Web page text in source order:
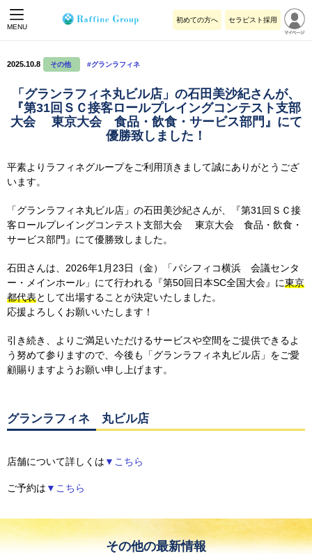
MENU
初めての方へ セラピスト採用
2025.10.8 その他 #グランラフィネ
「グランラフィネ丸ビル店」の石田美沙紀さんが、
『第31回ＳＣ接客ロールプレイングコンテスト支部
大会 東京大会 食品・飲食・サービス部門』にて
優勝致しました！
平素よりラフィネグループをご利用頂きまして誠にありがとうござ
います。
「グランラフィネ丸ビル店」の石田美沙紀さんが、
『第31回ＳＣ接
客ロールプレイングコンテスト支部大会 東京大会 食品・飲食・
サービス部門』にて優勝致しました。
石田さんは、2026年1月23日（金）「パシフィコ横浜 会議センタ
ー・メインホール」にて行われる 『第50回日本SC全国大会』に東京
都代表として出場することが決定いたしました。
応援よろしくお願いいたします！
引き続き、よりご満足いただけるサービスや空間をご提供できるよ
う努めて参りますので、 今後も「グランラフィネ丸ビル店」をご愛
顧賜りますようお願い申し上げます。
グランラフィネ 丸ビル店
店舗について詳しくは ▼こちら
ご予約は ▼こちら
その他の最新情報